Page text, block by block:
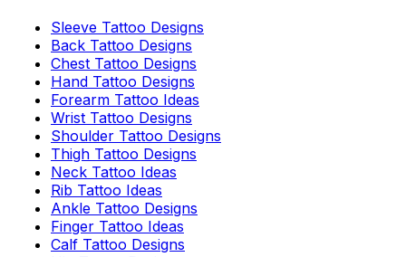
Sleeve Tattoo Designs
Back Tattoo Designs
Chest Tattoo Designs
Hand Tattoo Designs
Forearm Tattoo Ideas
Wrist Tattoo Designs
Shoulder Tattoo Designs
Thigh Tattoo Designs
Neck Tattoo Ideas
Rib Tattoo Ideas
Ankle Tattoo Designs
Finger Tattoo Ideas
Calf Tattoo Designs